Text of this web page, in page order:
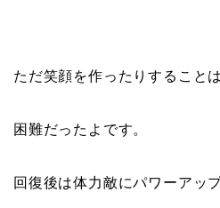
ただ笑顔を作ったりすることは
困難だったよです。
回復後は体力敵にパワーアッ